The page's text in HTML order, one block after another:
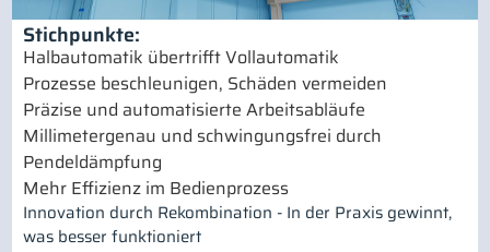
Stichpunkte:
Halbautomatik übertrifft Vollautomatik
Prozesse beschleunigen, Schäden vermeiden
Präzise und automatisierte Arbeitsabläufe
Millimetergenau und schwingungsfrei durch
Pendeldämpfung
Mehr Effizienz im Bedienprozess
Innovation durch Rekombination - In der Praxis gewinnt,
was besser funktioniert